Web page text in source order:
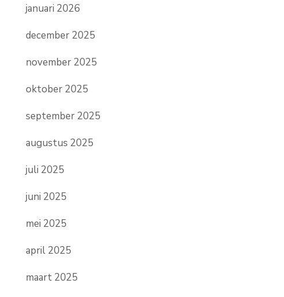
januari 2026
december 2025
november 2025
oktober 2025
september 2025
augustus 2025
juli 2025
juni 2025
mei 2025
april 2025
maart 2025